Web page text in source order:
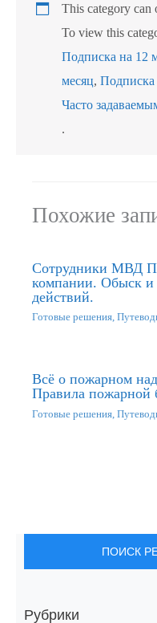
This category can
To view this
Подписка на 12
месяц,Подписка
Часто
.
Похожие
Сотрудники МВД
компании. Обыск и
действий.
Готовые решения,
Всё о пожарном
Правила пожарной
Готовые решения
ПОИСК
Рубрики